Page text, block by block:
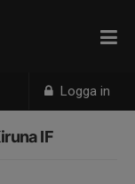
Logga in
IF